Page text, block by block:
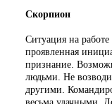
Скорпион
Ситуация на работе
проявленная
признание.
людьми. Не
другими.